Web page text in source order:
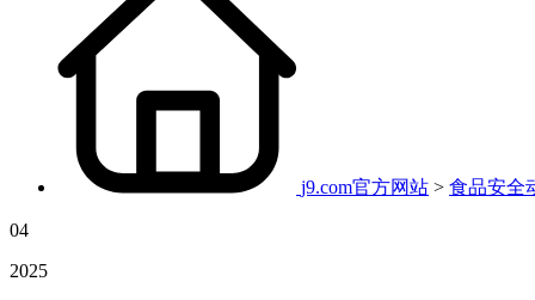
j9.com官方网站 > 食品安全
04
2025